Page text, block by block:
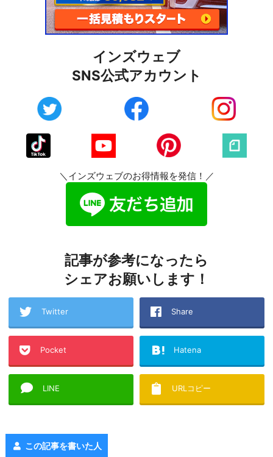
インズウェブ
SNS公式アカウント
＼インズウェブのお得情報を発信！／
記事が参考になったら
シェアお願いします！
Twitter Share
Pocket Hatena
LINE URLコピー
この記事を書いた人